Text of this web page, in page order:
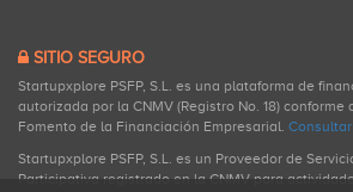
SITIO SEGURO
Startupxplore PSFP, S.L. es una plataforma de
autorizada por la CNMV (Registro No. 18) conforme
Fomento de la Financiación Empresarial.
Startupxplore PSFP, S.L. es un Proveedor de
Participativa registrado en la CNMV para